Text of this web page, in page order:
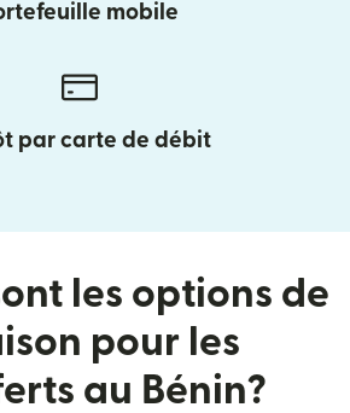
mobile
par carte de débit
les options de
pour les
au Bénin?